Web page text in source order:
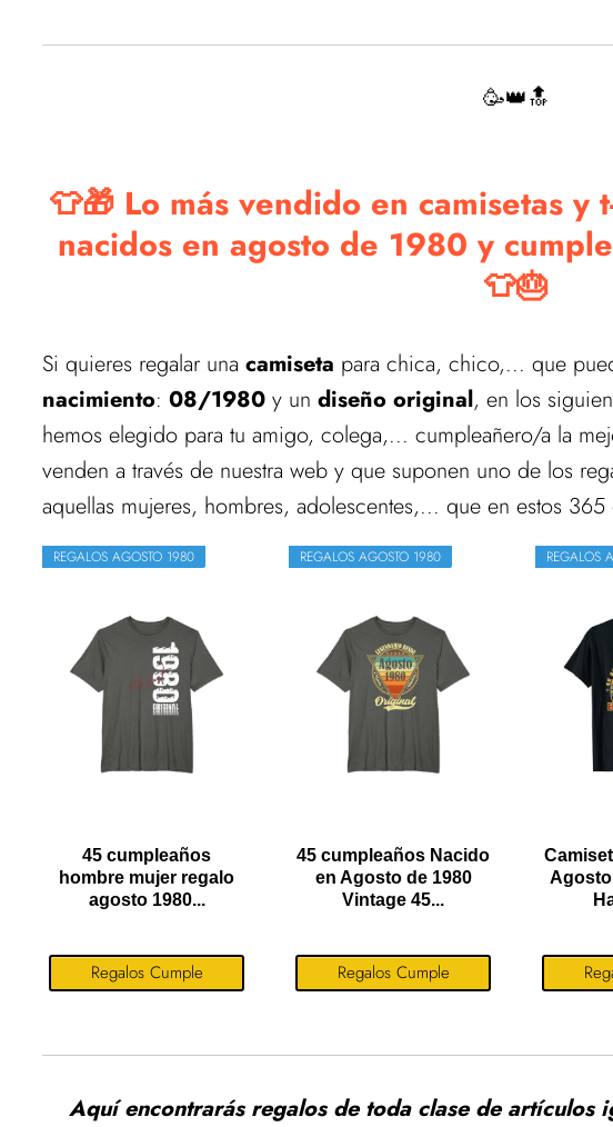
🥳👑🔝
👕🎁 Lo más vendido en camisetas
nacidos en agosto de 1980 y
👕🎂
Si quieres regalar una camiseta para chica, chico,... que
nacimiento: 08/1980 y un diseño original, en los
hemos elegido para tu amigo, colega,... cumpleañero/a la
venden a través de nuestra web y que suponen uno de los
aquellas mujeres, hombres, adolescentes,... que en estos
REGALOS AGOSTO 1980
45 cumpleaños
hombre mujer regalo
agosto 1980...
Regalos Cumple
REGALOS AGOSTO 1980
45 cumpleaños Nacido
en Agosto de 1980
Vintage 45...
Regalos Cumple
REGALOS
Agosto
Aquí encontrarás regalos de toda clase de artículos